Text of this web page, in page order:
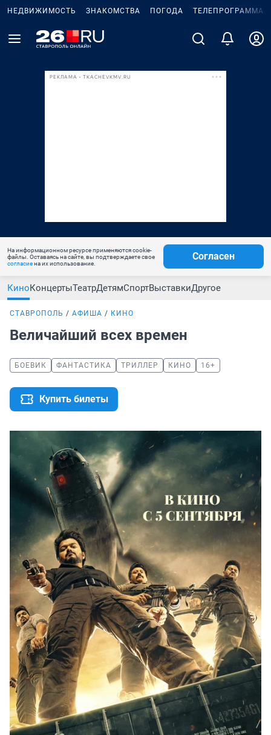
НЕДВИЖИМОСТЬ ЗНАКОМСТВА ПОГОДА ТЕЛЕПРОГРАММА
РЕКЛАМА • TKACHEVKMV.RU
На информационном ресурсе применяются cookie-
файлы. Оставаясь на сайте, вы подтверждаете свое
согласиена их использование.
Согласен
КиноКонцертыТеатрДетямСпортВыставкиДругое
СТАВРОПОЛЬ АФИША КИНО
Величайший всех времен
БОЕВИК ФАНТАСТИКА ТРИЛЛЕР КИНО 16+
Купить билеты